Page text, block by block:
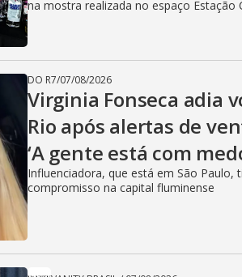
na mostra realizada no espaço Estação
DO R7/07/08/2026
Virginia Fonseca adia
Rio após alertas de
‘A gente está com
Influenciadora, que está em São Paulo,
compromisso na capital fluminense